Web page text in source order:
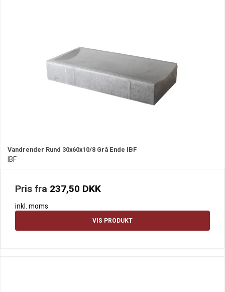
Vandrender Rund 30x60x10/8 Grå Ende IBF
IBF
Pris fra 237,50 DKK
inkl. moms
VIS PRODUKT